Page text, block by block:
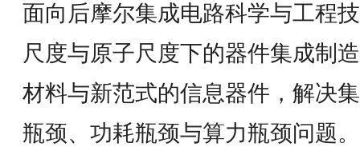
面向后摩尔集成电路科学与工程
尺度与原子尺度下的器件集成制
材料与新范式的信息器件，解决
瓶颈、功耗瓶颈与算力瓶颈问题